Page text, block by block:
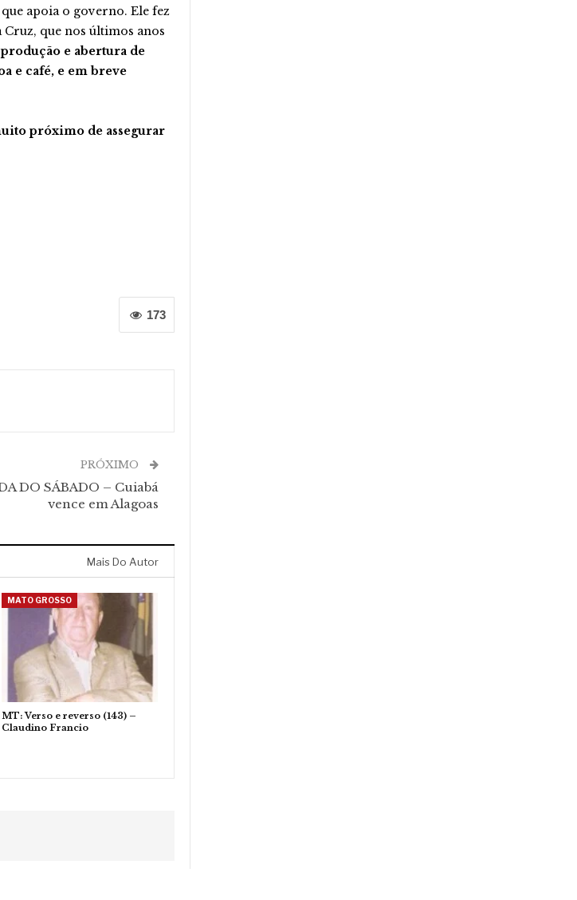
apoia o governo. Ele fez
Cruz, que nos últimos anos
e abertura de
e café, e em breve
próximo de assegurar
173
PRÓXIMO
DO SÁBADO – Cuiabá
vence em Alagoas
Mais Do Autor
MATO GROSSO
MT: Verso e reverso (143) –
Claudino Francio